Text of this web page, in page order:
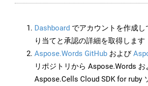
Dashboard でアカウントを作成し
り当てと承認の詳細を取得します
Aspose.Words GitHub および
リポジトリから Aspose.Words お
Aspose.Cells Cloud SDK for ruby